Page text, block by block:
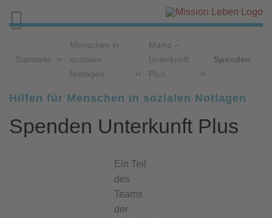

Startseite
Menschen in
sozialen
Notlagen
Mainz –
Unterkunft
Plus
Spenden
Hilfen für Menschen in sozialen Notlagen
Spenden Unterkunft Plus
Ein Teil
des
Teams
der